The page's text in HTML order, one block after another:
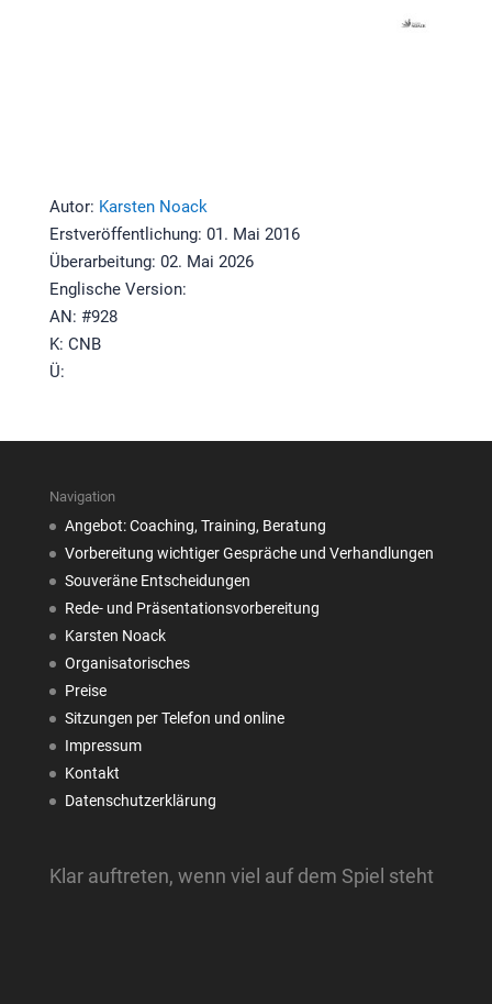
Autor: Karsten Noack
Erstveröffentlichung: 01. Mai 2016
Überarbeitung: 02. Mai 2026
Englische Version:
AN: #928
K: CNB
Ü:
Navigation
Angebot: Coaching, Training, Beratung
Vorbereitung wichtiger Gespräche und Verhandlungen
Souveräne Entscheidungen
Rede- und Präsentationsvorbereitung
Karsten Noack
Organisatorisches
Preise
Sitzungen per Telefon und online
Impressum
Kontakt
Datenschutzerklärung
Klar auftreten, wenn viel auf dem Spiel steht